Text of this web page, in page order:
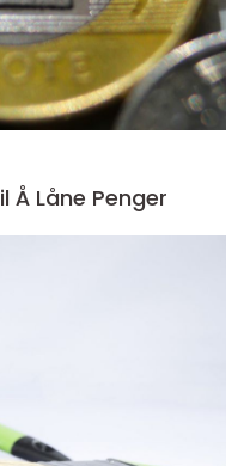
Å Låne Penger